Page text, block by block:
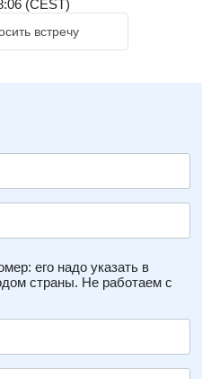
(CEST)
встречу
его надо указать в
страны. Не работаем с